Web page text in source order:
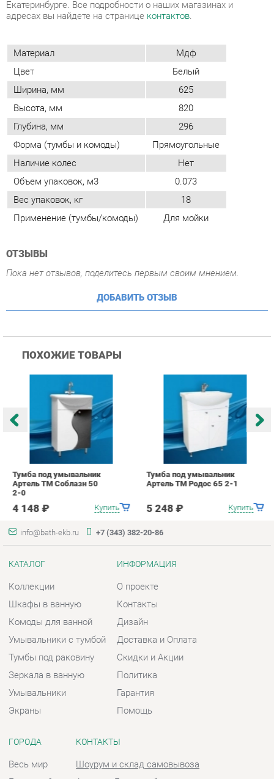
Цвет
Белый
Высота, мм
820
Глубина, мм
296
Форма (тумбы и комоды)
Прямоугольные
Наличие колес
Нет
Объем упаковок, м3
0.073
Вес упаковок, кг
18
Применение (тумбы/комоды) Для мойки
ОТЗЫВЫ
Пока нет отзывов, поделитесь первым своим мнением.
Купить
Тумба под умывальник
Артель ТМ Соблазн 50
2-0
4 148 ₽ Купить
Тумба под умывальник
Артель ТМ Родос 65 2-1
5 248 ₽
info@bath-ekb.ru
КАТАЛОГ
Коллекции
Комоды для ванной
Зеркала в ванную
Умывальники
Экраны
ИНФОРМАЦИЯ
О проекте
Дизайн
Политика
Гарантия
Помощь
ГОРОДА
Весь мир
Екатеринбург
КОНТАКТЫ
Шоурум и склад самовывоза
Адрес: г. Екатеринбург,
Металлургов, 84
Часы работы:
Пн - Пт:10:00 - 20:00 (GMT+5)